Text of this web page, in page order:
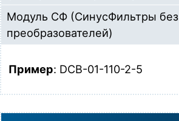
Модуль СФ (СинусФильтры без
преобразователей)
Пример: DCB-01-110-2-5